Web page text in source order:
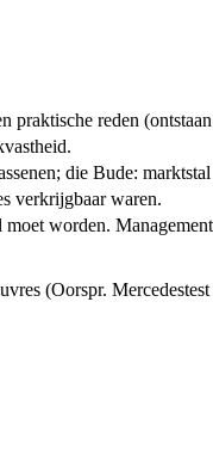
praktische reden
die Bude:
verkrijgbaar waren.
worden.
(Oorspr.